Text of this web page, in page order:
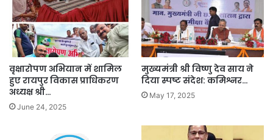
वृक्षारोपण अभियान में शामिल
हुए रायपुर विकास प्राधिकरण
अध्यक्ष श्री…
June 24, 2025
मुख्यमंत्री श्री विष्णु देव साय ने
दिया स्पष्ट संदेश: कमिश्नर…
May 17, 2025